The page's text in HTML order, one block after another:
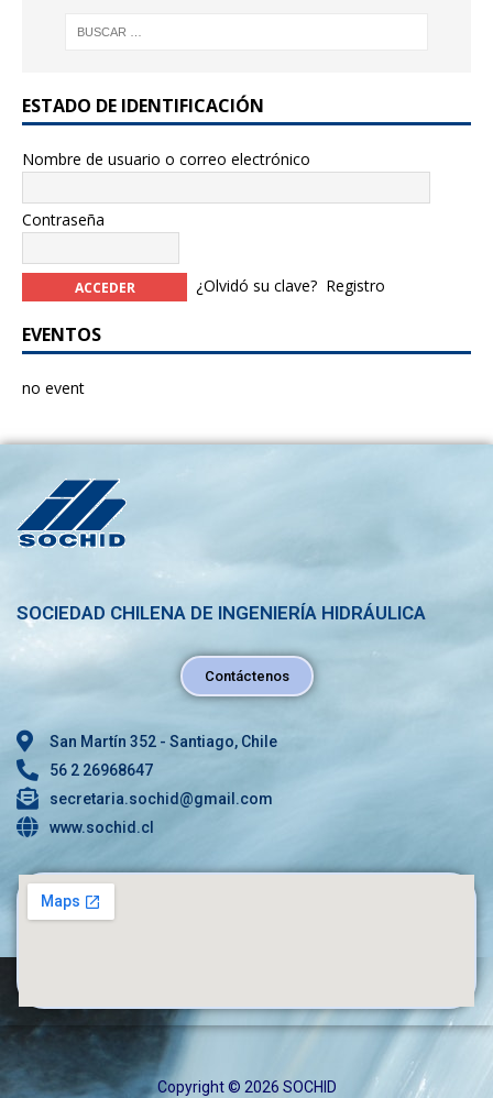
ESTADO DE IDENTIFICACIÓN
Nombre de usuario o correo electrónico
Contraseña
¿Olvidó su clave? Registro
EVENTOS
no event
SOCIEDAD CHILENA DE INGENIERÍA HIDRÁULICA
Contáctenos
San Martín 352 - Santiago, Chile
56 2 26968647
secretaria.sochid@gmail.com
www.sochid.cl
Copyright © 2026 SOCHID